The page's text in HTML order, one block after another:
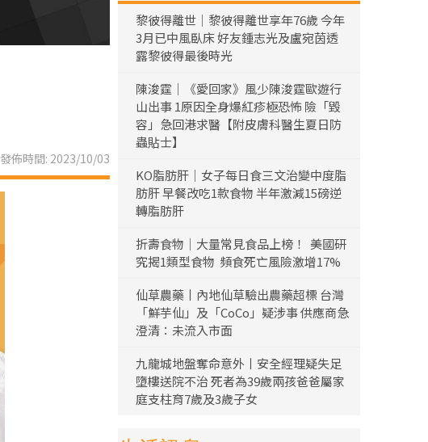
發佈時間: 2023/10/03
黎彼得離世｜黎彼得離世享年76歲 今年
3月已中風臥床 好友鍾志光及盧宛茵透
露黎彼得最後時光
陳浚霆｜《愛回家》風少陳浚霆歐遊行
山出事 1原因全身爆紅疹極恐怖 險「毀
容」急回港求醫【附皮膚科醫生夏日防
蟲貼士】
KO脂肪肝｜女子每日食三文治變中度脂
肪肝 早餐改吃1款食物 半年激減15磅逆
轉脂肪肝
折壽食物｜大量常見食品上榜！ 美國研
究揭1類型食物 頻食死亡風險激增17%
仙草農藥丨內地仙草驗出農藥超標 台灣
「鮮芋仙」及「CoCo」疑涉事 供應商急
澄清：未流入市面
九龍城地盤奪命意外丨安全經理疑失足
墮樓送院不治 死者為39歲兩孩爸爸屬家
庭支柱育7歲及3歲子女